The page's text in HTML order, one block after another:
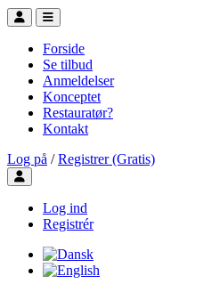
Forside
Se tilbud
Anmeldelser
Konceptet
Restauratør?
Kontakt
Log på / Registrer (Gratis)
Toggle user menu
Log ind
Registrér